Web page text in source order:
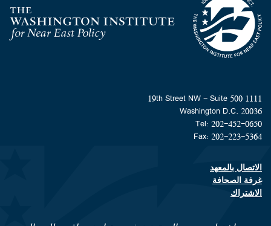
Homepage
1111 19th Street NW - Suite 500
Washington D.C. 20036
Tel: 202-452-0650
Fax: 202-223-5364
Footer contact links
الاتصال بالمعهد
غرفة الصحافة
الاشتراك